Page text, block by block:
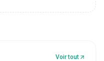
Voir tout